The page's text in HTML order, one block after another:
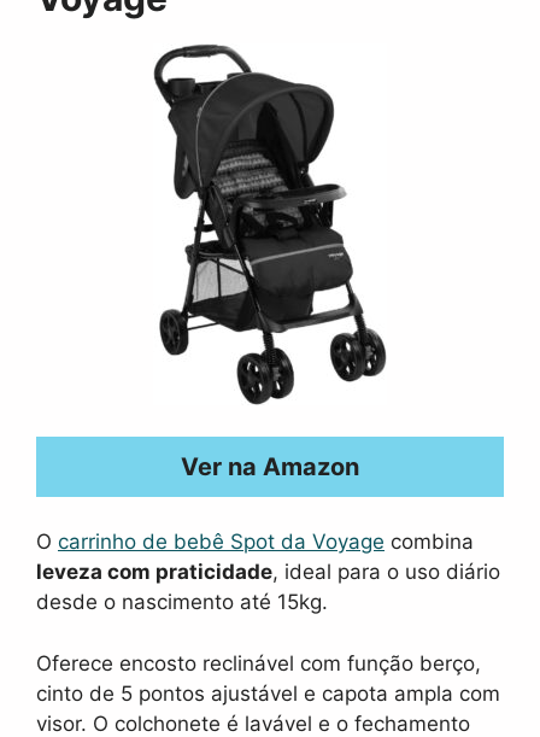
Ver na Amazon
O carrinho de bebê Spot da Voyage combina
leveza com praticidade, ideal para o uso diário
desde o nascimento até 15kg.
Oferece encosto reclinável com função berço,
cinto de 5 pontos ajustável e capota ampla com
visor. O colchonete é lavável e o fechamento